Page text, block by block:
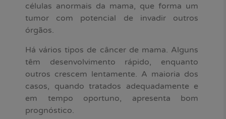
células anormais da mama, que forma um
tumor com potencial de invadir outros
órgãos.
Há vários tipos de câncer de mama. Alguns
têm desenvolvimento rápido, enquanto
outros crescem lentamente. A maioria dos
casos, quando tratados adequadamente e
em tempo oportuno, apresenta bom
prognóstico.